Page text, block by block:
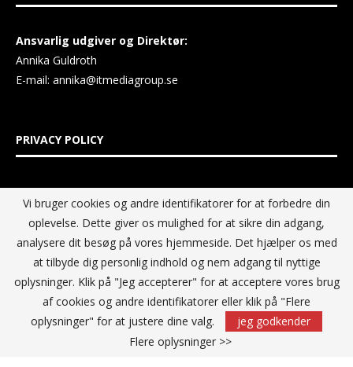
Ansvarlig udgiver og Direktør:
Annika Guldroth
E-mail: annika@itmediagroup.se
PRIVACY POLICY
IT MEDIA GROUP Data Privacy Policy
Vi bruger cookies og andre identifikatorer for at forbedre din
oplevelse. Dette giver os mulighed for at sikre din adgang,
analysere dit besøg på vores hjemmeside. Det hjælper os med
at tilbyde dig personlig indhold og nem adgang til nyttige
oplysninger. Klik på "Jeg accepterer" for at acceptere vores brug
af cookies og andre identifikatorer eller klik på "Flere
oplysninger" for at justere dine valg.
jeg godkender
Flere oplysninger >>